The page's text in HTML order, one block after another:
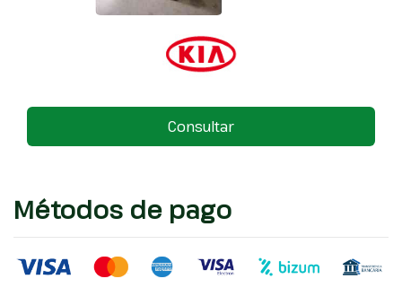
Consultar
Métodos de pago